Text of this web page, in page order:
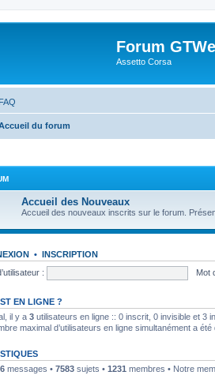
Forum
Assetto Corsa
FAQ
du forum
Accueil des Nouveaux
Accueil des nouveaux inscrits sur le forum.
• INSCRIPTION
:
Mot
EN LIGNE ?
il y a 3 utilisateurs en ligne :: 0 inscrit, 0 invisible et 3
maximal d’utilisateurs en ligne simultanément a été
messages • 7583 sujets • 1231 membres • Notre